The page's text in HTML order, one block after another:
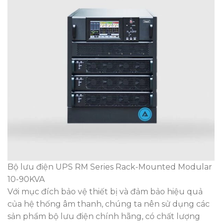
Bộ lưu điện UPS RM Series Rack-Mounted Modular
10-90KVA
Với mục đích bảo vệ thiết bị và đảm bảo hiệu quả
của hệ thống âm thanh, chúng ta nên sử dụng các
sản phẩm bộ lưu điện chính hãng, có chất lượng